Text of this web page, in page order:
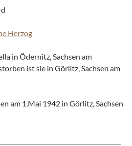
Herzog
in Ödernitz, Sachsen am
ist sie in Görlitz, Sachsen am
am 1.Mai 1942 in Görlitz, Sachsen